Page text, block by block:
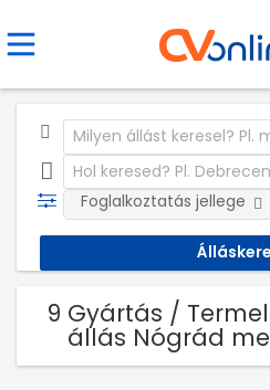
Foglalkoztatás jellege
9 Gyártás /
állás Nógrád